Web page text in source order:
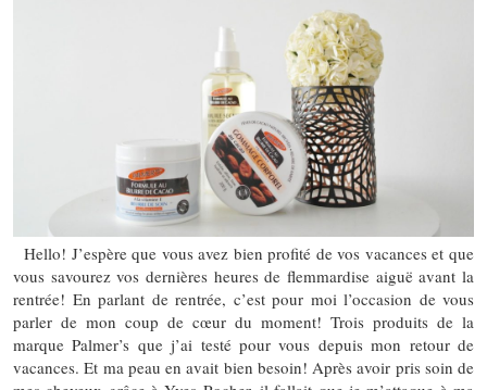
Hello! J’espère que vous avez bien profité de vos vacances et que
vous savourez vos dernières heures de flemmardise aiguë avant la
rentrée! En parlant de rentrée, c’est pour moi l’occasion de vous
parler de mon coup de cœur du moment! Trois produits de la
marque Palmer’s que j’ai testé pour vous depuis mon retour de
vacances. Et ma peau en avait bien besoin! Après avoir pris soin de